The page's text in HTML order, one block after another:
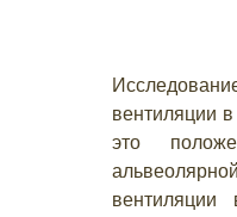
вентиляции
это
вентиляции